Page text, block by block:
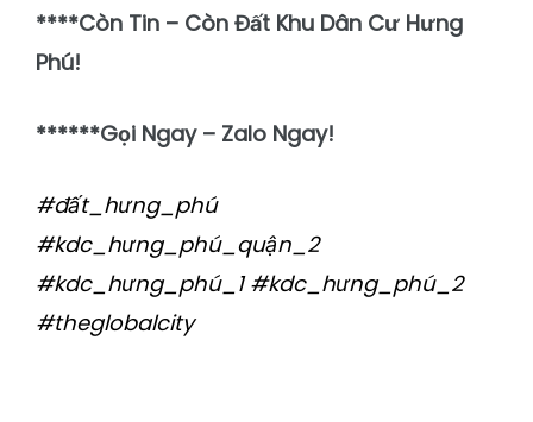
****Còn Tin – Còn Đất Khu Dân Cư Hưng
Phú!
******Gọi Ngay – Zalo Ngay!
#đất_hưng_phú
#kdc_hưng_phú_quận_2
#kdc_hưng_phú_1 #kdc_hưng_phú_2
#theglobalcity